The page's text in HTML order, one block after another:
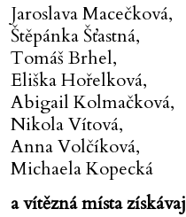
Jaroslava Macečková,
Štěpánka Šťastná,
Tomáš Brhel,
Eliška Hořelková,
Abigail Kolmačková,
Nikola Vítová,
Anna Volčíková,
Michaela Kopecká
a vítězná místa